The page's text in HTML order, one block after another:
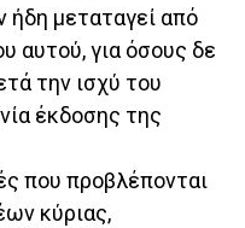
ήδη μεταταγεί από
αυτού, για όσους δε
την ισχύ του
έκδοσης της
που προβλέπονται
κύριας,